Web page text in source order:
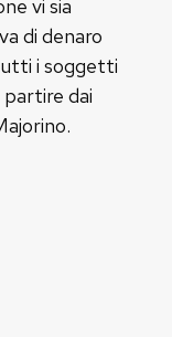
vi sia
di denaro
i soggetti
dai